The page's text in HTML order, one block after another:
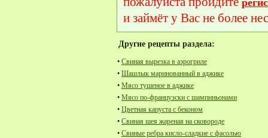
и займёт у Вас не более
Другие рецепты раздела:
• Свиная вырезка в аэрогриле
• Шашлык маринованный в аджике
• Мясо тушеное в аджике
• Мясо по-французски с шампиньонами
• Цветная капуста с беконом
• Свиная шея жареная на сковороде
• Свиные ребра кисло-сладкие с фасолью